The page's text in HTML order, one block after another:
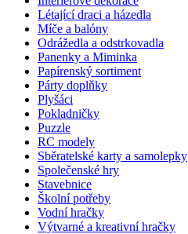
Létající draci a házedla
Míče a balóny
Odrážedla a odstrkovadla
Panenky a Miminka
Papírenský sortiment
Párty doplňky
Plyšáci
Pokladničky
Puzzle
RC modely
Sběratelské karty a samolepky
Společenské hry
Stavebnice
Školní potřeby
Vodní hračky
Výtvarné a kreativní hračky